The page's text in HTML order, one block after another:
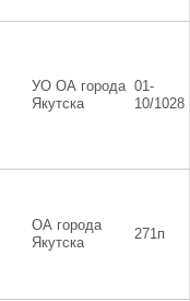
УО ОА города
Якутска
01-
10/1028
ОА города
Якутска
271п